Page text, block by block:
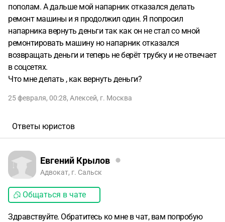
пополам. А дальше мой напарник отказался делать
ремонт машины и я продолжил один. Я попросил
напарника вернуть деньги так как он не стал со мной
ремонтировать машину но напарник отказался
возвращать деньги и теперь не берёт трубку и не отвечает
в соцсетях.
Что мне делать , как вернуть деньги?
25 февраля, 00:28, Алексей, г. Москва
Ответы юристов
Евгений Крылов
Адвокат, г. Сальск
Общаться в чате
Здравствуйте. Обратитесь ко мне в чат, вам попробую